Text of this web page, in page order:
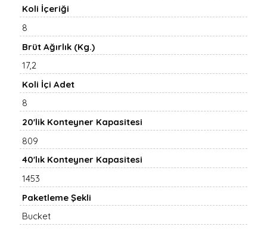
Koli İçeriği
8
Brüt Ağırlık (Kg.)
17,2
Koli İçi Adet
8
20'lik Konteyner Kapasitesi
809
40'lık Konteyner Kapasitesi
1453
Paketleme Şekli
Bucket